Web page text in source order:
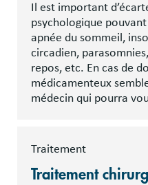
Il est important
psychologique
apnée du sommeil,
circadien,
repos, etc. En cas de
médicamenteux
médecin qui pourra
Traitement
Traitement